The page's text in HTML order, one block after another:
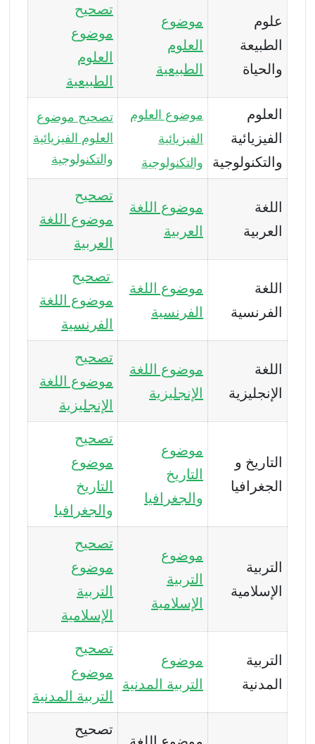
علوم
الطبيعة
والحياة
موضوع
العلوم
الطبيعية
تصحيح
موضوع
العلوم
الطبيعية
العلوم
الفيزيائية
والتكنولوجية
موضوع العلوم
الفيزيائية
والتكنولوجية
تصحيح موضوع
العلوم الفيزيائية
والتكنولوجية
اللغة
العربية
موضوع اللغة
العربية
تصحيح
موضوع اللغة
العربية
اللغة
الفرنسية
موضوع اللغة
الفرنسية
تصحيح
موضوع اللغة
الفرنسية
اللغة
الإنجليزية
موضوع اللغة
الإنجليزية
تصحيح
موضوع اللغة
الإنجليزية
التاريخ و
الجغرافيا
موضوع
التاريخ
والجغرافيا
تصحيح
موضوع
التاريخ
والجغرافيا
التربية
الإسلامية
موضوع
التربية
الإسلامية
تصحيح
موضوع
التربية
الإسلامية
التربية
المدنية
موضوع
التربية المدنية
تصحيح
موضوع
التربية المدنية
تصحيح